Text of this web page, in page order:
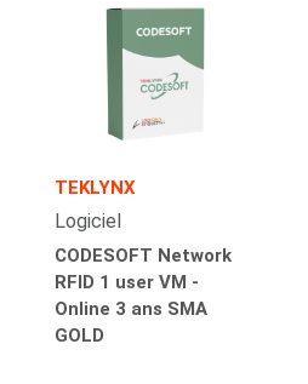
TEKLYNX
Logiciel
CODESOFT Network
RFID 1 user VM -
Online 3 ans SMA
GOLD